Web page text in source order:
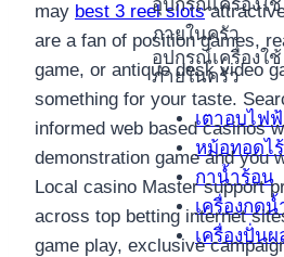
อุปกรณ์เครื่องใช้
ภายในครัว
อุปกรณ์เครื่องใช้
ภายในครัว
เตาอบไฟ
หม้อทอดไ
กาน้ำร้อน
เครื่องกด
เครื่องปั่นผ
may best 3 reel slots
are a fan of position games,
game, or antique desk video
something for your taste.
informed web based casinos
demonstration game and you
Local casino Master support
across top betting internet
game play, exclusive